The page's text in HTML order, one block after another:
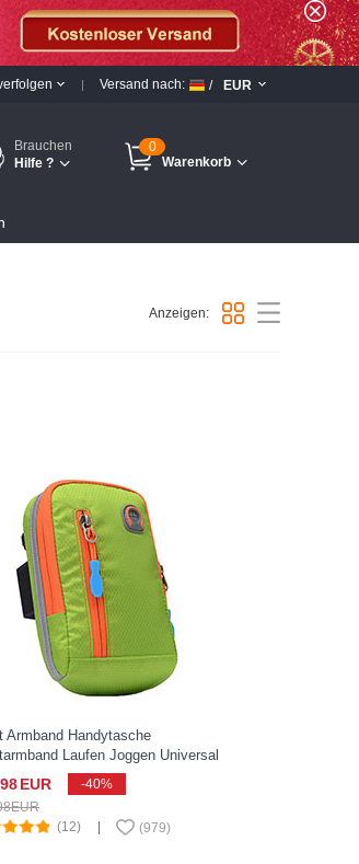
Versand nach: / EUR
Brauchen
Hilfe ?
0
Warenkorb
Anzeigen:
Armband Handytasche
Laufen Joggen Universal
Google Pixel 3 XL Grün
98EUR
-40%
EUR
(12)
(979)